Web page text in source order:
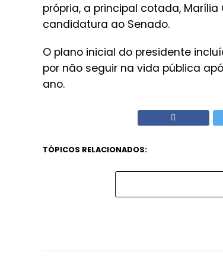
própria, a principal cotada,
candidatura ao Senado.
O plano inicial do presidente
por não seguir na vida pública
ano.
TÓPICOS RELACIONADOS: